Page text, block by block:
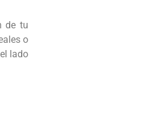
de tu
o
lado